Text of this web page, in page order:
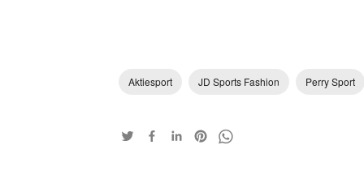
Aktiesport JD Sports Fashion Perry Sport